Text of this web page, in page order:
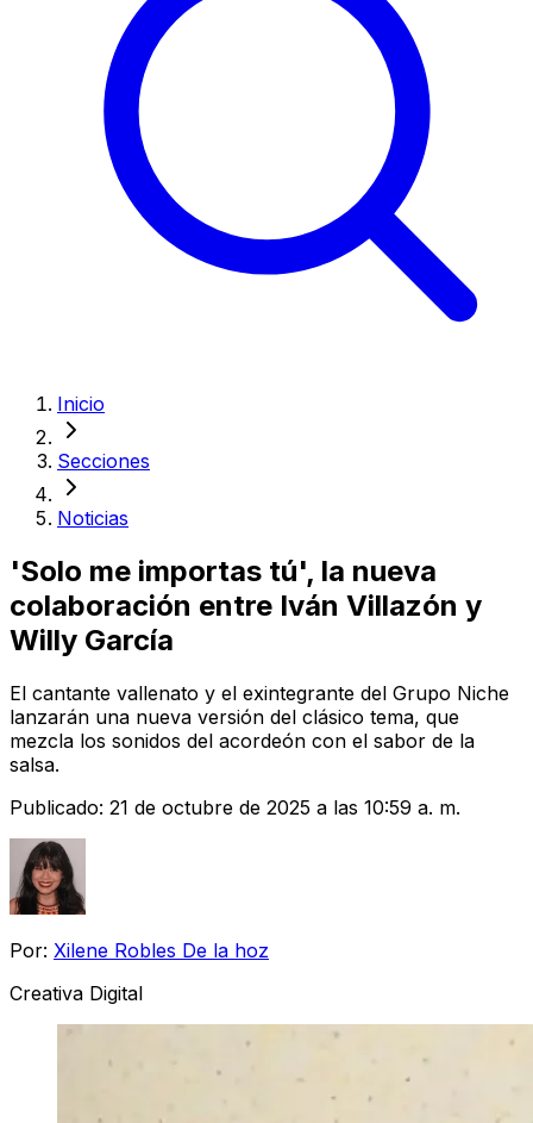
Inicio
Secciones
Noticias
'Solo me importas tú', la nueva
colaboración entre Iván Villazón y
Willy García
El cantante vallenato y el exintegrante del Grupo Niche
lanzarán una nueva versión del clásico tema, que
mezcla los sonidos del acordeón con el sabor de la
salsa.
Publicado: 21 de octubre de 2025 a las 10:59 a. m.
Por: Xilene Robles De la hoz
Creativa Digital